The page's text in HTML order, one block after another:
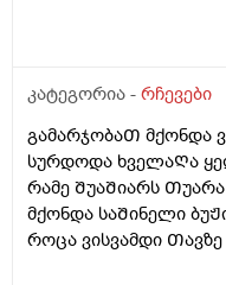
კატეგორია - რჩევები
გამარჯობაᲗ მქონდა
სურდოდა ხველაᲦა
რამე ᲨუაᲨიარს
მქონდა საᲨინელი
როცა ვისვამდი